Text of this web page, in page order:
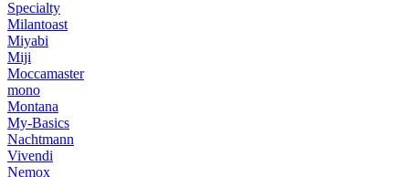
Specialty
Milantoast
Miyabi
Miji
Moccamaster
mono
Montana
My-Basics
Nachtmann
Vivendi
Nemox